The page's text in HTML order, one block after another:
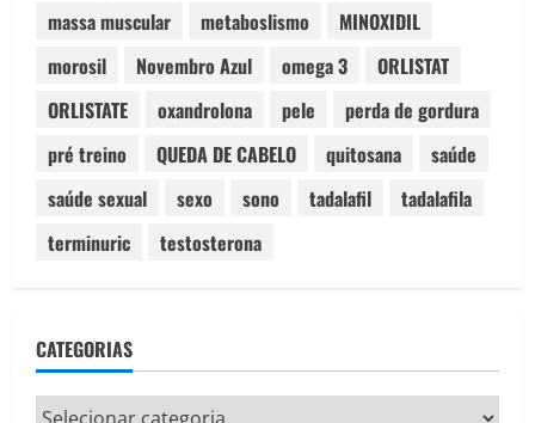
massa muscular
metaboslismo
MINOXIDIL
morosil
Novembro Azul omega 3
ORLISTAT
ORLISTATE
oxandrolona pele
perda de gordura
pré treino
QUEDA DE CABELO quitosana
saúde
saúde sexual
sexo sono tadalafil
tadalafila
terminuric
testosterona
CATEGORIAS
Categorias